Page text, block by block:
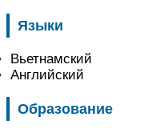
Языки
Вьетнамский
Английский
Образование